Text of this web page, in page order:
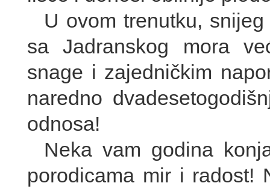
U ovom trenutku,
sa Jadranskog mora
snage i zajedničkim
naredno
odnosa!
Neka vam godina
porodicama mir i radost!